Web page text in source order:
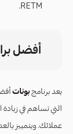
RETM.
أفضل
يعد برنامج بونات
التي تساهم في زيادة
عملائك. ويتمييز